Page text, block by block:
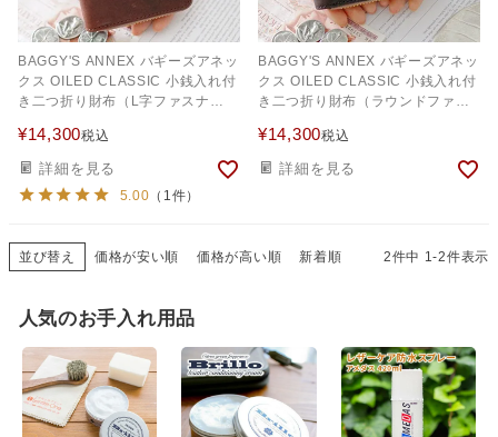
BAGGY'S ANNEX バギーズアネッ
クス OILED CLASSIC 小銭入れ付
き二つ折り財布（L字ファスナー
¥14,300税込
詳細を見る
5.00 （1件）
BAGGY'S ANNEX バギーズアネッ
クス OILED CLASSIC 小銭入れ付
き二つ折り財布（ラウンドファス
¥14,300税込
詳細を見る
並び替え 価格が安い順 価格が高い順 新着順 2件中 1-2件表示
人気のお手入れ用品